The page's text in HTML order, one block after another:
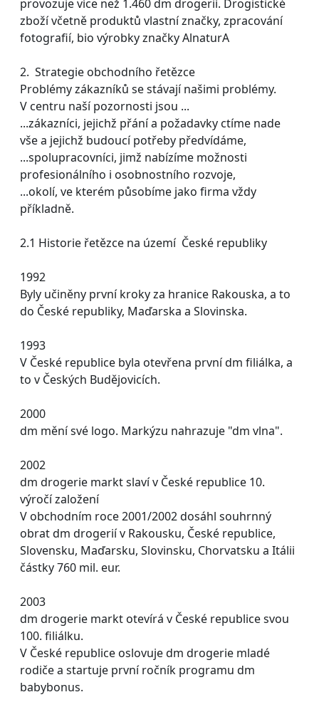
provozuje více než 1.460 dm drogerií. Drogistické
zboží včetně produktů vlastní značky, zpracování
fotografií, bio výrobky značky AlnaturA
2. Strategie obchodního řetězce
Problémy zákazníků se stávají našimi problémy.
V centru naší pozornosti jsou ...
...zákazníci, jejichž přání a požadavky ctíme nade
vše a jejichž budoucí potřeby předvídáme,
...spolupracovníci, jimž nabízíme možnosti
profesionálního i osobnostního rozvoje,
...okolí, ve kterém působíme jako firma vždy
příkladně.
2.1 Historie řetězce na území České republiky
1992
Byly učiněny první kroky za hranice Rakouska, a to
do České republiky, Maďarska a Slovinska.
1993
V České republice byla otevřena první dm filiálka, a
to v Českých Budějovicích.
2000
dm mění své logo. Markýzu nahrazuje "dm vlna".
2002
dm drogerie markt slaví v České republice 10.
výročí založení
V obchodním roce 2001/2002 dosáhl souhrnný
obrat dm drogerií v Rakousku, České republice,
Slovensku, Maďarsku, Slovinsku, Chorvatsku a Itálii
částky 760 mil. eur.
2003
dm drogerie markt otevírá v České republice svou
100. filiálku.
V České republice oslovuje dm drogerie mladé
rodiče a startuje první ročník programu dm
babybonus.